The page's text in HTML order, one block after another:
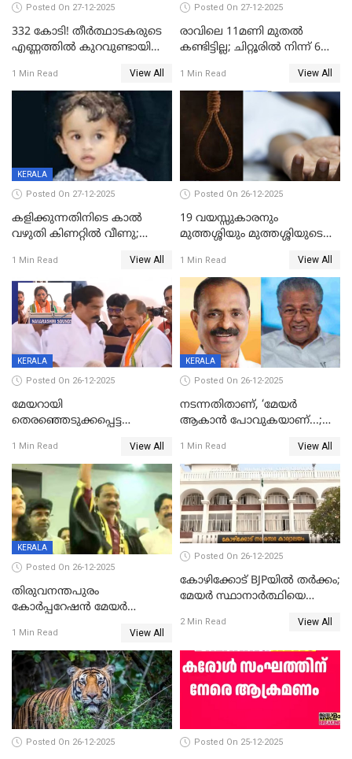
Posted On 27-12-2025
332 കോടി! തീർത്ഥാടകരുടെ
എണ്ണത്തിൽ കുറവുണ്ടായിട്ടും
കുതിച്ചുയരുന്നു
1 Min Read View All
Posted On 27-12-2025
രാവിലെ 11മണി മുതൽ
കണ്ടിട്ടില്ല; ചിറ്റൂരിൽ നിന്ന് 6
1 Min Read View All
KERALA
Posted On 27-12-2025
കളിക്കുന്നതിനിടെ കാൽ
വഴുതി കിണറ്റിൽ വീണു;
ദാരുണാന്ത്യം
1 Min Read View All
Posted On 26-12-2025
19 വയസ്സുകാരനും
മുത്തശ്ശിയും മുത്തശ്ശിയുടെ
മരിച്ചനിലയിൽ
1 Min Read View All
KERALA
Posted On 26-12-2025
മേയറായി
തെരഞ്ഞെടുക്കപ്പെട്ട
ആദ്യ വോട്ട് അസാധു; കണ്ണൂർ
ഡെപ്യൂട്ടി മേയർ സ്ഥാനത്ത്
താഹിറിന് വിജയം
1 Min Read View All
KERALA
Posted On 26-12-2025
നടന്നതിതാണ്, ‘മേയർ
ആകാൻ പോവുകയാണ്...;
മുഖ്യമന്ത്രിയുടെ ഓഫീസ്
തന്നെ വിശദീകരിയ്ക്കുന്നു;
സത്യമിതാണ്
1 Min Read View All
KERALA
Posted On 26-12-2025
തിരുവനന്തപുരം
കോര്‍പ്പറേഷന്‍ മേയര്‍
ഹൈക്കോടതിയിലേക്ക്;
സത്യപ്രതിജ്ഞ ചടങ്ങില്‍
ചട്ടലംഘനമെന്ന് പാർട്ടി
1 Min Read View All
Posted On 26-12-2025
കോഴിക്കോട് BJPയിൽ തർക്കം;
മേയർ സ്ഥാനാർത്ഥിയെ
2 Min Read View All
Posted On 26-12-2025 Posted On 25-12-2025